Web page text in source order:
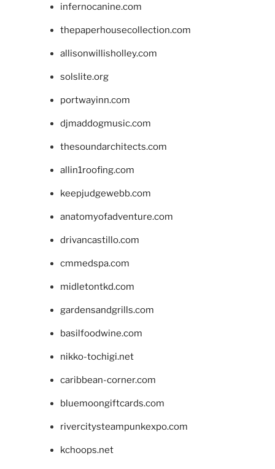
infernocanine.com
thepaperhousecollection.com
allisonwillisholley.com
solslite.org
portwayinn.com
djmaddogmusic.com
thesoundarchitects.com
allin1roofing.com
keepjudgewebb.com
anatomyofadventure.com
drivancastillo.com
cmmedspa.com
midletontkd.com
gardensandgrills.com
basilfoodwine.com
nikko-tochigi.net
caribbean-corner.com
bluemoongiftcards.com
rivercitysteampunkexpo.com
kchoops.net